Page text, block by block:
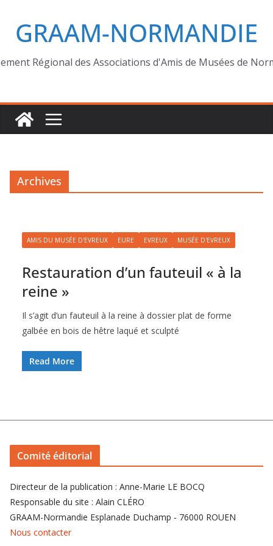
GRAAM-NORMANDIE
Régional des Associations d'Amis de Musées de
Archives
AMIS DU MUSÉE D'EVREUX EURE EVREUX MUSÉE D'EVREUX
Restauration d’un fauteuil « à la
reine »
Il s’agit d’un fauteuil à la reine à dossier plat de forme
galbée en bois de hêtre laqué et sculpté
Read More
Comité éditorial
Directeur de la publication : Anne-Marie LE BOCQ
Responsable du site : Alain CLÉRO
GRAAM-Normandie Esplanade Duchamp - 76000 ROUEN
Nous contacter